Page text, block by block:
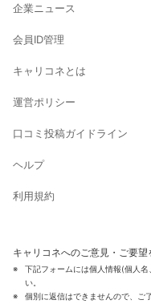
企業ニュース
会員ID管理
キャリコネとは
運営ポリシー
口コミ投稿ガイドライン
ヘルプ
利用規約
キャリコネへのご意見・ご要望
下記フォームには個人情報(個人
い。
個別に返信はできませんので、ご